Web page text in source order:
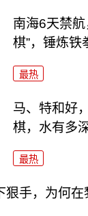
南海6天禁
棋”，锤炼铁
最热
马、特和好
棋，水有多深
最热
手，为何在